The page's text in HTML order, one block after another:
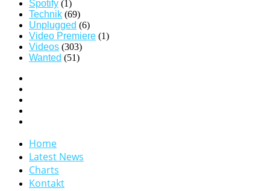
Spotify (1)
Technik (69)
Unplugged (6)
Video Premiere (1)
Videos (303)
Wanted (51)
Home
Latest News
Charts
Kontakt